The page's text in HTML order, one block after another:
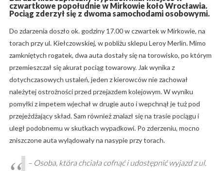
czwartkowe popołudnie w Mirkowie koło Wrocławia.
Pociąg zderzył się z dwoma samochodami osobowymi.
Do zdarzenia doszło ok. godziny 17.00 w czwartek w Mirkowie, na
torach przy ul. Kiełczowskiej, w pobliżu sklepu Leroy Merlin. Mimo
zamkniętych rogatek, dwa auta dostały się na torowisko, po którym
przemieszczał się akurat pociąg towarowy. Jak wynika z
dotychczasowych ustaleń, jeden z kierowców nie zachował
należytej ostrożności przed przejazdem kolejowym. W wyniku
pomyłki z impetem wjechał w drugie auto i wepchnął je tuż pod
przejeżdżający skład. Sam również znalazł się na trasie pociągu i
uległ podobnemu w skutkach wypadkowi. Po zderzeniu, mocno
zniszczone auta wylądowały na nasypie przy torach.
– Osoba, która chciała cofnąć i udostępnić wyjazd z ul.